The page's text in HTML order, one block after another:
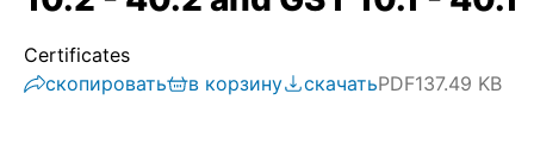
Certificates
скопировать
в корзину скачатьPDF137.49 KB